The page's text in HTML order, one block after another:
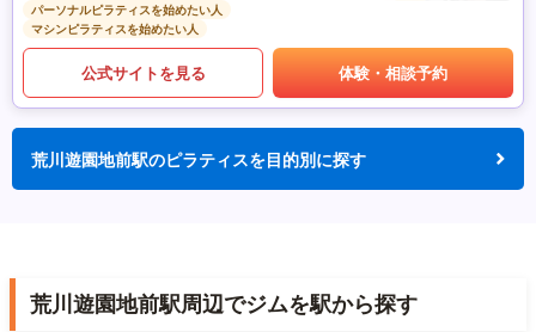
パーソナルピラティスを始めたい人
マシンピラティスを始めたい人
公式サイトを見る 体験・相談予約
荒川遊園地前駅のピラティスを目的別に探す
荒川遊園地前駅周辺でジムを駅から探す